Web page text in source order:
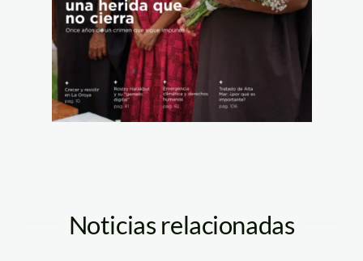
Noticias relacionadas